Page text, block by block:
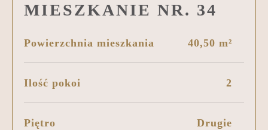
MIESZKANIE NR. 34
Powierzchnia mieszkania 40,50 m²
Ilość pokoi 2
Piętro Drugie